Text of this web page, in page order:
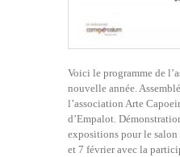
Voici le programme de
nouvelle année.
l’association Arte
d’Empalot.
expositions pour le
et 7 février avec la